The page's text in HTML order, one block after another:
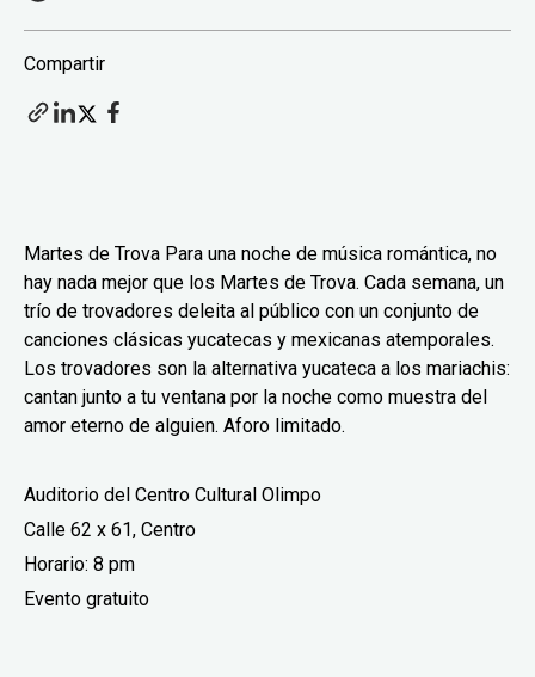
Compartir
Martes de Trova Para una noche de música romántica, no
hay nada mejor que los Martes de Trova. Cada semana, un
trío de trovadores deleita al público con un conjunto de
canciones clásicas yucatecas y mexicanas atemporales.
Los trovadores son la alternativa yucateca a los mariachis:
cantan junto a tu ventana por la noche como muestra del
amor eterno de alguien. Aforo limitado.
Auditorio del Centro Cultural Olimpo
Calle 62 x 61, Centro
Horario: 8 pm
Evento gratuito